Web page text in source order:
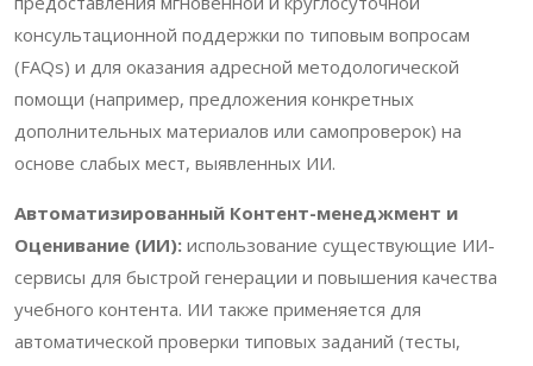
консультационной поддержки по типовым вопросам
(FAQs) и для оказания адресной методологической
помощи (например, предложения конкретных
дополнительных материалов или самопроверок) на
основе слабых мест, выявленных ИИ.
Автоматизированный Контент-менеджмент и
Оценивание (ИИ): использование существующие ИИ-
сервисы для быстрой генерации и повышения качества
учебного контента. ИИ также применяется для
автоматической проверки типовых заданий (тесты,